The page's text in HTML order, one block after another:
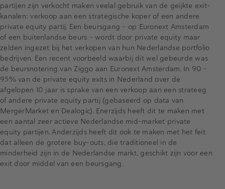
partijen zijn verkocht maken veelal gebruik van de geijkte exit-
kanalen: verkoop aan een strategische koper of een andere
private equity partij. Een beursgang – op Euronext Amsterdam
of een buitenlandse beurs – wordt door private equity maar
zelden ingezet bij het verkopen van hun Nederlandse portfolio
bedrijven. Een recent voorbeeld waarbij dit wel gebeurde was
de beursnotering van Ziggo aan Euronext Amsterdam. In 90 –
95% van de private equity exits in Nederland over de
afgelopen 10 jaar is sprake van een verkoop aan een strateeg
of andere private equity partij (gebaseerd op data van
MergerMarket en Dealogic). Enerzijds heeft dit te maken met
een aantal zeer actieve Nederlandse mid-market private
equity partijen. Anderzijds heeft dit ook te maken met het feit
dat alleen de grotere buy-outs, die traditioneel in de
minderheid zijn in de Nederlandse markt, geschikt zijn voor een
exit door middel van een beursgang.